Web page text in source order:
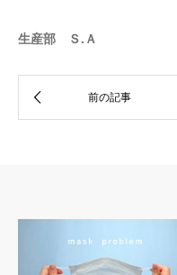
生産部 Ｓ.Ａ